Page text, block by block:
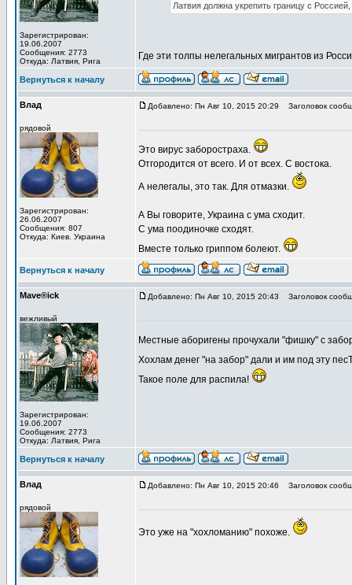
Зарегистрирован:
19.06.2007
Сообщения: 2773
Откуда: Латвия, Рига
Латвия должна укрепить границу с
Где эти толпы нелегальных мигрантов из
Вернуться к началу
Влад
рядовой
Зарегистрирован:
26.06.2007
Сообщения: 807
Откуда: Киев. Украина
Добавлено: Пн Авг 10, 2015 20:29 Заголовок
Это вирус заборостраха.
Отгородится от всего. И от всех. С востока.
А нелегалы, это так. Для отмазки.
А Вы говорите, Украина с ума сходит.
С ума поодиночке сходят.
Вместе только гриппом болеют.
Вернуться к началу
Mave®ick
вежливый
Зарегистрирован:
19.06.2007
Сообщения: 2773
Откуда: Латвия, Рига
Добавлено: Пн Авг 10, 2015 20:43 Заголовок
Местные аборигены прочухали "фишку" с
Хохлам денег "на забор" дали и им под эту
Такое поле для распила!
Вернуться к началу
Влад
рядовой
Добавлено: Пн Авг 10, 2015 20:46 Заголовок
Это уже на "хохломанию" похоже.